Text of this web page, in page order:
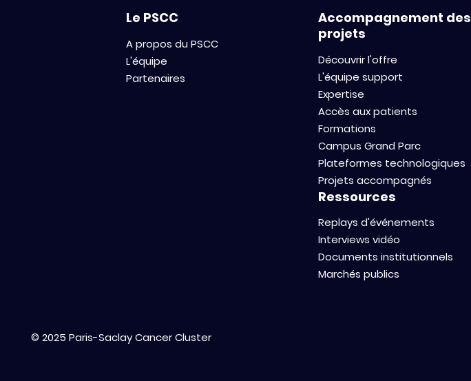
Le PSCC
A propos du PSCC
L'équipe
Partenaires
Accompagnement des
projets
Découvrir l'offre
L'équipe support
Expertise
Accès aux patients
Formations
Campus Grand Parc
Plateformes technologiques
Projets accompagnés
Ressources
Replays d'événements
Interviews vidéo
Documents institutionnels
Marchés publics
© 2025 Paris-Saclay Cancer Cluster